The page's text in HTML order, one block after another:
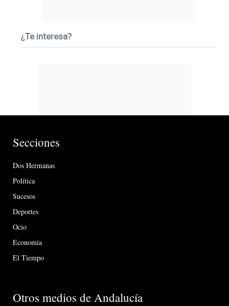
¿Te interesa?
Secciones
Dos Hermanas
Política
Sucesos
Deportes
Ocio
Economía
El Tiempo
Otros medios de Andalucía